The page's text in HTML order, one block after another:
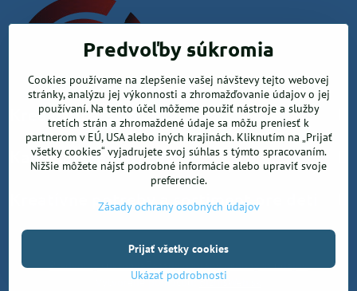
Krea office, s.r.o.
Kancelárske potreby
Kreatívne potreby a sortiment pre deti
©2026Copyright
Predvoľby súkromiaZásady ochrany osobných údajov
Vytvorené pomocou:BiznisWeb.sk
Predvoľby súkromia
Cookies používame na zlepšenie vašej návštevy tejto webovej
stránky, analýzu jej výkonnosti a zhromažďovanie údajov o jej
používaní. Na tento účel môžeme použiť nástroje a služby
tretích strán a zhromaždené údaje sa môžu preniesť k
partnerom v EÚ, USA alebo iných krajinách. Kliknutím na „Prijať
všetky cookies“ vyjadrujete svoj súhlas s týmto spracovaním.
Nižšie môžete nájsť podrobné informácie alebo upraviť svoje
preferencie.
Zásady ochrany osobných údajov
Ukázať podrobnosti
Prijať všetky cookies